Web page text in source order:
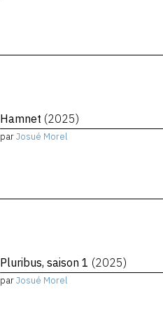
Hamnet (2025)
parJosué Morel
Pluribus, saison 1 (2025)
parJosué Morel